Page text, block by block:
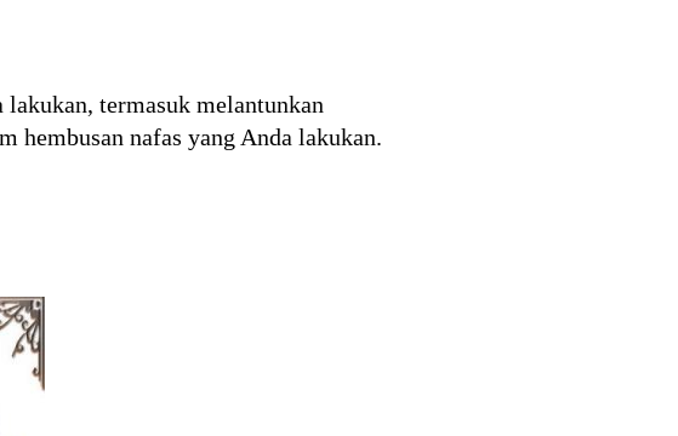
termasuk melantunkan
hembusan nafas yang Anda lakukan.